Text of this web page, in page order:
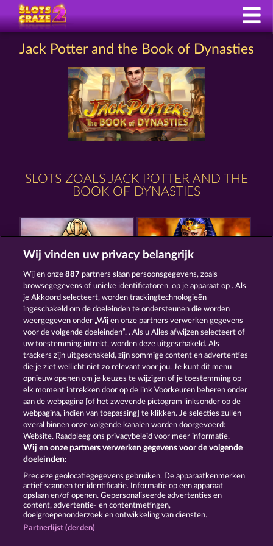
Jack Potter and the Book of Dynasties
SLOTS ZOALS JACK POTTER AND THE
BOOK OF DYNASTIES
CLEOPATRA'S CROWN RAMSES BOOK
PHARAOS RICHES
Algemene voorwaarden Privacyverklaring
Colofon Bedrijf FAQ Facebook
Terugbetalingsverzoek indienen
Wij vinden uw privacy belangrijk
Wij en onze887 partners slaan persoonsgegevens, zoals
browsegegevens of unieke identificatoren, op je apparaat op . Als
je Akkoord selecteert, worden trackingtechnologieën
ingeschakeld om de doeleinden te ondersteunen die worden
weergegeven onder „Wij en onze partners verwerken gegevens
voor de volgende doeleinden”. . Als u Alles afwijzen selecteert of
uw toestemming intrekt, worden deze uitgeschakeld. Als
trackers zijn uitgeschakeld, zijn sommige content en advertenties
die je ziet wellicht niet zo relevant voor jou. Je kunt dit menu
opnieuw openen om je keuzes te wijzigen of je toestemming op
elk moment intrekken door op de link Voorkeuren beheren onder
aan de webpagina [of het zwevende pictogram linksonder op de
webpagina, indien van toepassing] te klikken. Je selecties zullen
overal binnen onze volgende kanalen worden doorgevoerd:
Website. Raadpleeg ons privacybeleid voor meer informatie.
Wij en onze partners verwerken gegevens voor de volgende
doeleinden:
Precieze geolocatiegegevens gebruiken. De apparaatkenmerken
actief scannen ter identificatie. Informatie op een apparaat
opslaan en/of openen. Gepersonaliseerde advertenties en
content, advertentie- en contentmetingen,
doelgroepenonderzoek en ontwikkeling van diensten.
Partnerlijst (derden)